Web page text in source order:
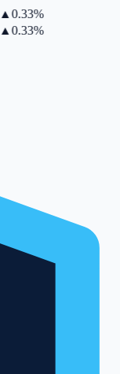
0.33%
0.33%